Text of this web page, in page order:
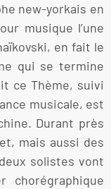
new-yorkais en
musique l’une
en fait le
qui se termine
ce Thème, suivi
musicale, est
Durant près
mais aussi des
solistes vont
chorégraphique